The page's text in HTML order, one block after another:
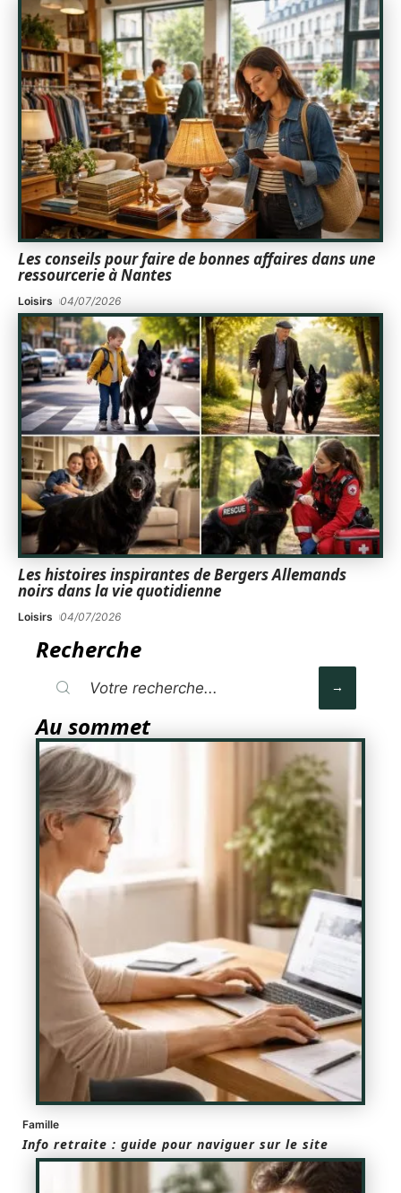
Les conseils pour faire de bonnes affaires dans une
ressourcerie à Nantes
Loisirs 04/07/2026
Les histoires inspirantes de Bergers Allemands
noirs dans la vie quotidienne
Loisirs 04/07/2026
Recherche
Au sommet
Famille
Info retraite : guide pour naviguer sur le site